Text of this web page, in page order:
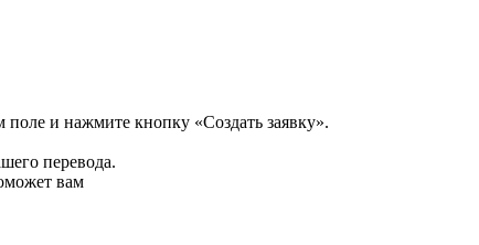
поле и нажмите кнопку «Создать заявку».
перевода.
вам